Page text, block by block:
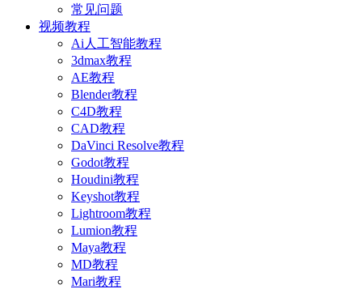
常见问题
视频教程
Ai人工智能教程
3dmax教程
AE教程
Blender教程
C4D教程
CAD教程
DaVinci Resolve教程
Godot教程
Houdini教程
Keyshot教程
Lightroom教程
Lumion教程
Maya教程
MD教程
Mari教程